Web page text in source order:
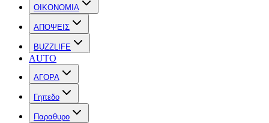
OIKONOMIA
ΑΠΟΨΕΙΣ
BUZZLIFE
AUTO
ΑΓΟΡΑ
Γηπεδο
Παραθυρο